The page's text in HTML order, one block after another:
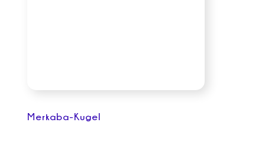
Merkaba-Kugel